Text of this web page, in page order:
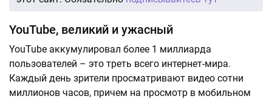
YouTube, великий и ужасный
YouTube аккумулировал более 1 миллиарда
пользователей – это треть всего интернет-мира.
Каждый день зрители просматривают видео сотни
миллионов часов, причем на просмотр в мобильном